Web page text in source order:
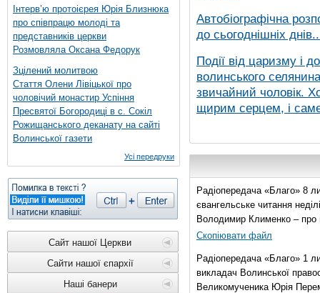
Інтерв’ю протоієрея Юрія Близнюка
про співпрацю молоді та
представників церкви
Розмовляла Оксана Федорук
Зцілений молитвою
Стаття Олени Лівіцької про
чоловічий монастир Успіння
Пресвятої Богородиці в с. Сокіл
Рожищанського деканату на сайті
Волинської газети
Усі передруки
Сайт нашої Церкви
Сайти нашої єпархії
Наші банери
Автобіографічна
до сьогоднішніх
Події від царизму і
волинського
звичайний чоловік.
щирим серцем, і
Радіопередача «Благо» 8
євангельське читання
Володимир Клименко – про
Скопіювати файл
Радіопередача «Благо» 1
викладач Волинської
Великомученика Юрія